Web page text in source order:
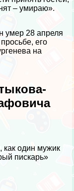
– умираю».
умер 28 апреля
его
на
как один мужик
пискарь»